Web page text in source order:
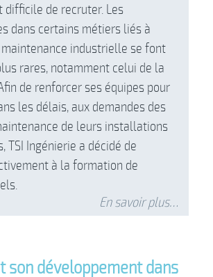
difficile de recruter. Les
dans certains métiers liés à
maintenance industrielle se font
rares, notamment celui de la
de renforcer ses équipes pour
les délais, aux demandes des
de leurs installations
TSI Ingénierie a décidé de
à la formation de
En savoir plus…
son développement dans